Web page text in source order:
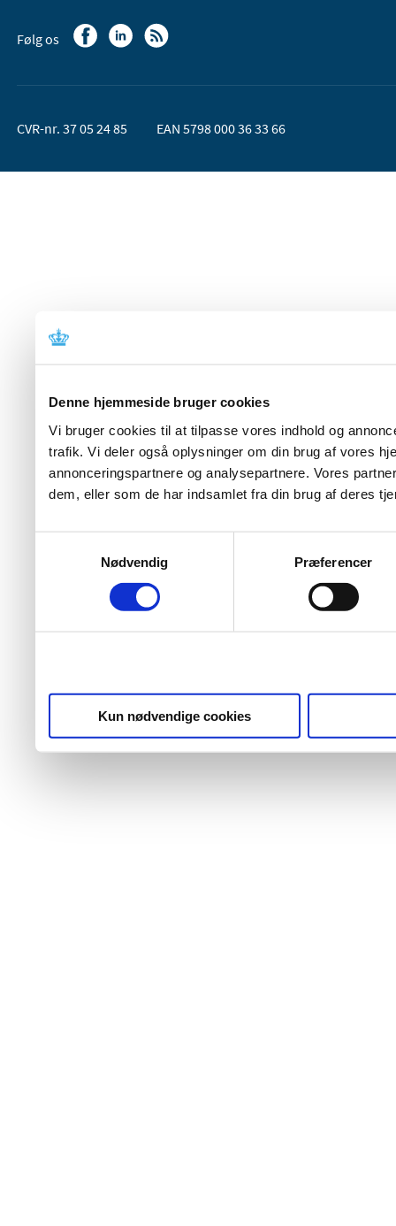
Denne hjemmeside bruger cookies
Vi bruger cookies til at tilpasse vores indhold og
trafik. Vi deler også oplysninger om din brug af vores
annonceringspartnere og analysepartnere. Vores
dem, eller som de har indsamlet fra din brug af deres
Nødvendig
Præferencer
Kun nødvendige cookies
Følg os
CVR-nr. 37 05 24 85 EAN 5798 000 36 33 66